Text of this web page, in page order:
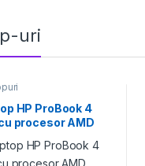
uri
HP ProBook 4
procesor AMD
5